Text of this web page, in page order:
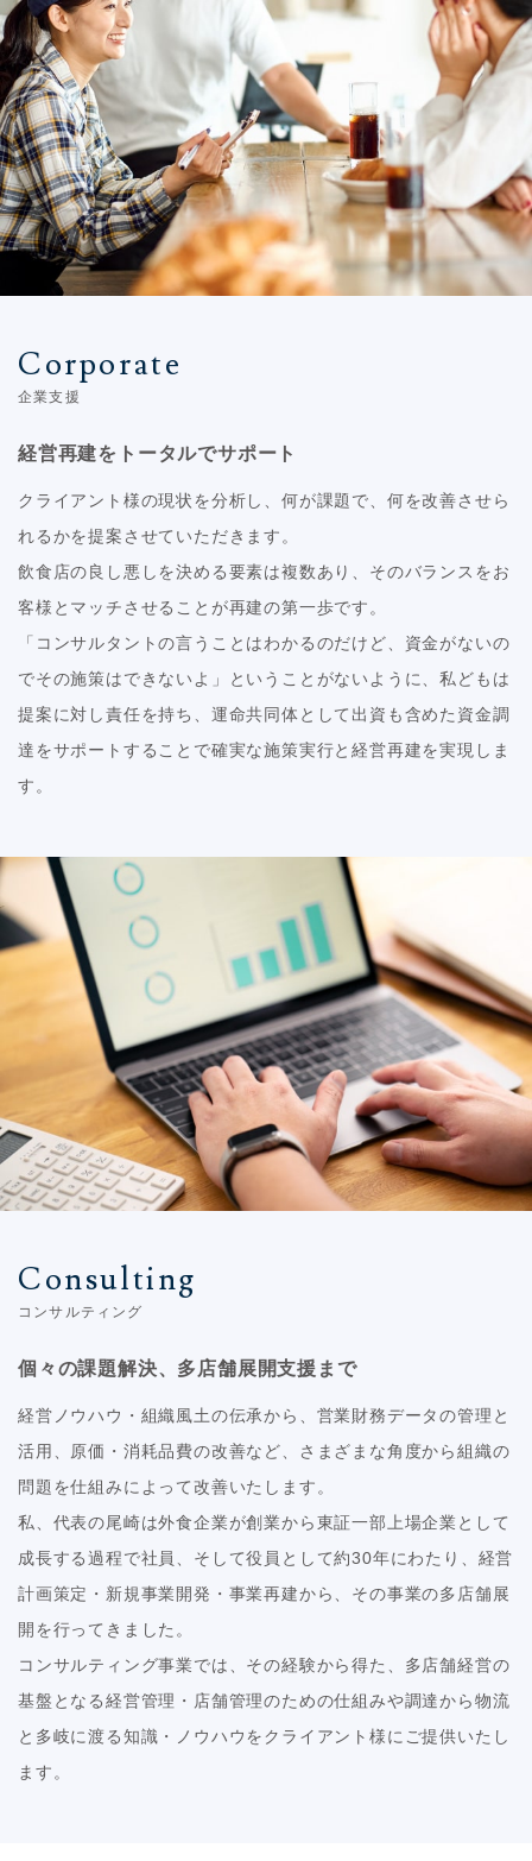
Corporate
企業支援
経営再建をトータルでサポート
クライアント様の現状を分析し、何が課題で、何を改善させら
れるかを提案させていただきます。
飲食店の良し悪しを決める要素は複数あり、そのバランスをお
客様とマッチさせることが再建の第一歩です。
「コンサルタントの言うことはわかるのだけど、資金がないの
でその施策はできないよ」ということがないように、私どもは
提案に対し責任を持ち、運命共同体として出資も含めた資金調
達をサポートすることで確実な施策実行と経営再建を実現しま
す。
Consulting
コンサルティング
個々の課題解決、多店舗展開支援まで
経営ノウハウ・組織風土の伝承から、営業財務データの管理と
活用、原価・消耗品費の改善など、さまざまな角度から組織の
問題を仕組みによって改善いたします。
私、代表の尾崎は外食企業が創業から東証一部上場企業として
成長する過程で社員、そして役員として約30年にわたり、経営
計画策定・新規事業開発・事業再建から、その事業の多店舗展
開を行ってきました。
コンサルティング事業では、その経験から得た、多店舗経営の
基盤となる経営管理・店舗管理のための仕組みや調達から物流
と多岐に渡る知識・ノウハウをクライアント様にご提供いたし
ます。